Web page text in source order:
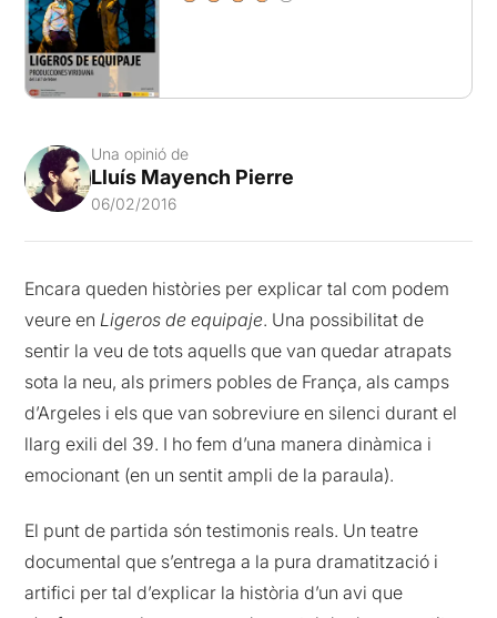
Una opinió de
Lluís Mayench Pierre
06/02/2016
Encara queden històries per explicar tal com podem
veure en Ligeros de equipaje. Una possibilitat de
sentir la veu de tots aquells que van quedar atrapats
sota la neu, als primers pobles de França, als camps
d’Argeles i els que van sobreviure en silenci durant el
llarg exili del 39. I ho fem d’una manera dinàmica i
emocionant (en un sentit ampli de la paraula).
El punt de partida són testimonis reals. Un teatre
documental que s’entrega a la pura dramatització i
artifici per tal d’explicar la història d’un avi que